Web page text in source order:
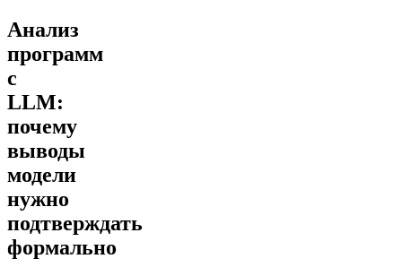
Анализ
программ
с
LLM:
почему
выводы
модели
нужно
подтверждать
формально